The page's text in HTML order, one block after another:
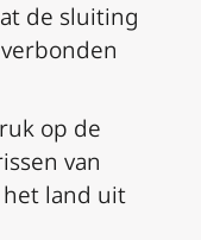
de sluiting
op de
van
het land uit